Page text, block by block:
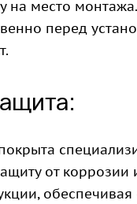
на место
перед
от